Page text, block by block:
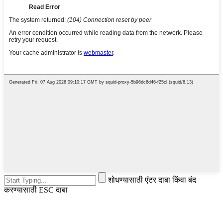
शोधण्यासाठी एंटर दाबा किंवा बंद
करण्यासाठी ESC दाबा